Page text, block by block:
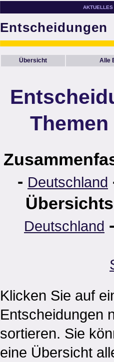
AKTUELLES
Entscheidungen
Übersicht Alle
- Deutschland
Deutschland
Klicken Sie auf
Entscheidungen
sortieren. Sie
eine Übersicht